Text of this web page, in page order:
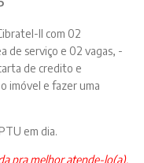
II com 02
de serviço e 02 vagas, -
de credito e
imóvel e fazer uma
em dia.
pra melhor atende-lo(a),